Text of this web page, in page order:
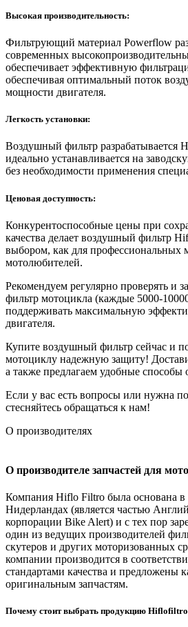
Высокая производительность:
Фильтрующий материал Powerflow
современных
обеспечивает эффективную
обеспечивая оптимальный поток
мощности двигателя.
Легкость установки:
Воздушный фильтр разрабатывается
идеально устанавливается на
без необходимости применения
Ценовая доступность:
Конкурентоспособные цены при
качества делает воздушный фильтр
выбором, как для профессиональных
мотолюбителей.
Рекомендуем регулярно проверять и
фильтр мотоцикла (каждые 5000-
поддерживать максимальную
двигателя.
Купите воздушный фильтр сейчас и
мотоциклу надежную защиту!
а также предлагаем удобные способы
Если у вас есть вопросы или нужна
стесняйтесь обращаться к нам!
О производителях
О производителе запчастей для
Компания Hiflo Filtro была основана в
Нидерландах (является частью
корпорации Bike Alert) и с тех пор
один из ведущих производителей
скутеров и других моторизованных
компании производится в
стандартами качества и предложены
оригинальным запчастям.
Почему стоит выбрать продукцию